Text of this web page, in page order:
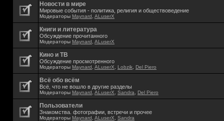
Новости в мире
Мировые события - политика, религия и обществоведение
Модераторы Maynard ALuserX
Книги и литература
Обсуждение прочитанного
Модераторы Maynard ALuserX
Кино и ТВ
Обсуждение просмотренного
Модераторы Maynard ALuserX Lobzik Del Piero
Всё обо всём
Всё, что не вошло в другие разделы
Модераторы Maynard ALuserX Sandra Del Piero
Пользователи
Знакомства. фотографии, встречи и прочее
Модераторы Maynard ALuserX Sandra